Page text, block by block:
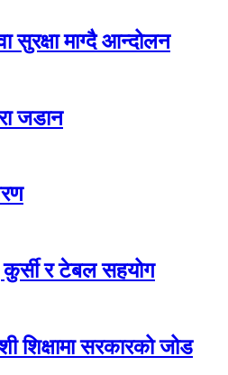
सुरक्षा माग्दै आन्दोलन
जडान
र टेबल सहयोग
शिक्षामा सरकारको जोड